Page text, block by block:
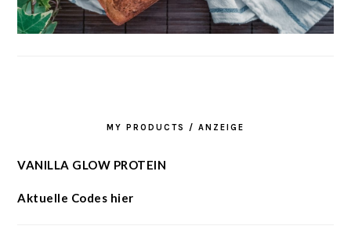
MY PRODUCTS / ANZEIGE
VANILLA GLOW PROTEIN
Aktuelle Codes hier